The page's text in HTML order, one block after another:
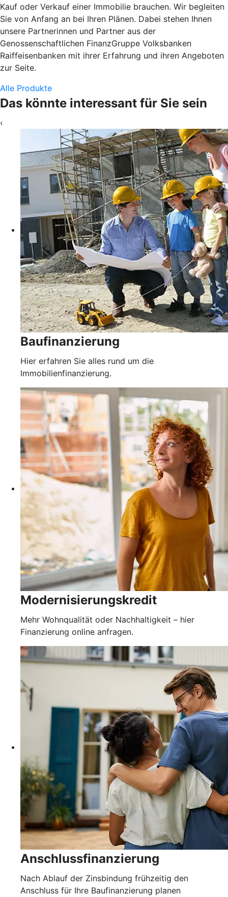
Kauf oder Verkauf einer Immobilie brauchen. Wir begleiten
Sie von Anfang an bei Ihren Plänen. Dabei stehen Ihnen
unsere Partnerinnen und Partner aus der
Genossenschaftlichen FinanzGruppe Volksbanken
Raiffeisenbanken mit ihrer Erfahrung und ihren Angeboten
zur Seite.
Alle Produkte
Das könnte interessant für Sie sein
‹
Baufinanzierung
Hier erfahren Sie alles rund um die
Immobilienfinanzierung.
Modernisierungskredit
Mehr Wohnqualität oder Nachhaltigkeit – hier
Finanzierung online anfragen.
Anschlussfinanzierung
Nach Ablauf der Zinsbindung frühzeitig den
Anschluss für Ihre Baufinanzierung planen